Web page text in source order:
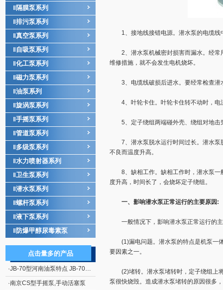
隔膜泵系列
排污泵系列
真空泵系列
自吸泵系列
化工泵系列
磁力泵系列
油泵系列
旋涡泵系列
手摇泵系列
管道泵系列
多级泵系列
水力喷射器系列
卫生泵系列
潜水泵系列
螺杆泵系列
液下泵系列
防爆甲醇尿毒素泵
点击量多的产品
·JB-70型河南油泵特点 JB-70型电动、手摇二用计量加油泵
·南京CS型手摇泵,手动活塞泵
1、接地线接错电源。潜水泵的电缆线
2、潜水泵机械密封损害而漏水。经常
维修措施，就不会发生电机烧坏。
3、电缆线破损后进水。要经常检查潜
4、叶轮卡住。叶轮卡住转不动时，电
5、定子绕组两端碰外壳、绕组对地击穿
7、潜水泵脱水运行时间过长。潜水泵
不良而温度升高。
8、缺相工作。缺相工作时，潜水泵一
度升高，时间长了，会烧坏定子绕组。
一、影响潜水泵正常运行的主要原因:
一般情况下，影响潜水泵正常运行的主
(1)漏电问题。潜水泵的特点是机泵一体
要因素之一。
(2)堵转。潜水泵堵转时，定子绕组上将
泵很快烧毁。造成潜水泵堵转的原因很多